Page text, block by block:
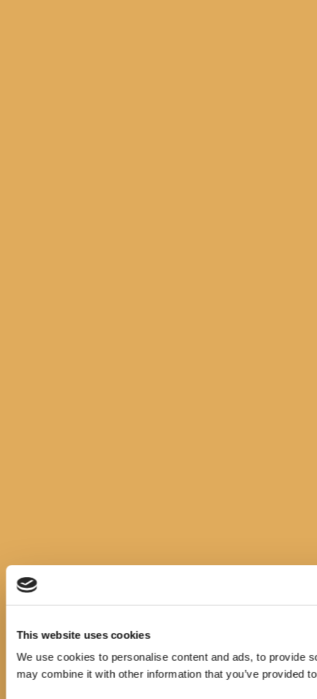
This website uses cookies
We use cookies to personalise content and ads, to provide
may combine it with other information that you’ve provided